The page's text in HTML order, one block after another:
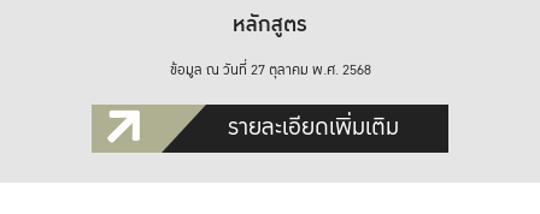
หลักสูตร
ข้อมูล ณ วันที่ 27 ตุลาคม พ.ศ. 2568
รายละเอียดเพิ่มเติม